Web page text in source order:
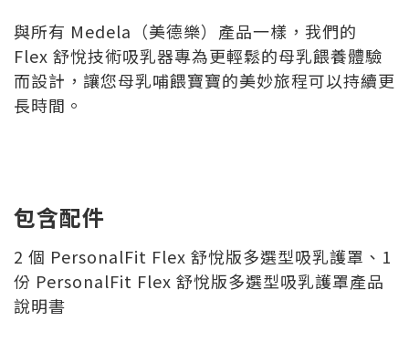
與所有 Medela（美德樂）產品一樣，我們的
Flex 舒悅技術吸乳器專為更輕鬆的母乳餵養體驗
而設計，讓您母乳哺餵寶寶的美妙旅程可以持續更
長時間。
包含配件
2 個 PersonalFit Flex 舒悅版多選型吸乳護罩、1
份 PersonalFit Flex 舒悅版多選型吸乳護罩產品
說明書